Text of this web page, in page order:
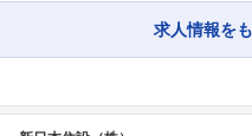
求人情報を